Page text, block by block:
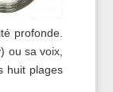
profonde.
ou sa voix,
huit plages